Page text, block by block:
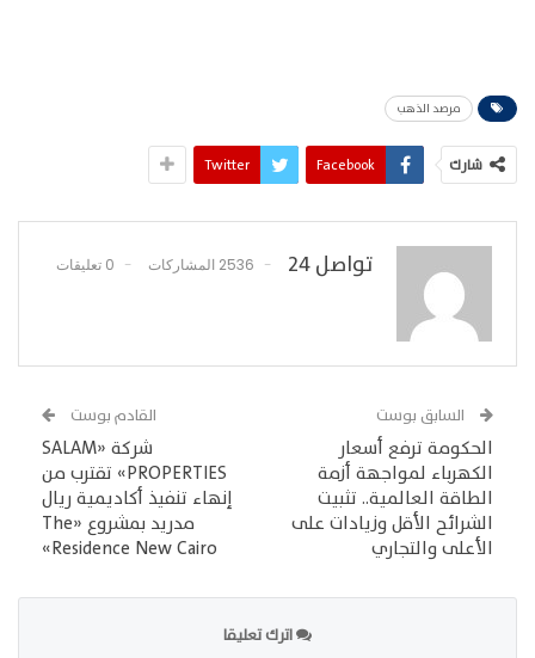
مرصد الذهب
شارك Facebook
Twitter
تواصل 24 2536 المشاركات 0 تعليقات
السابق بوست
الحكومة ترفع أسعار
الكهرباء لمواجهة أزمة
الطاقة العالمية.. تثبيت
الشرائح الأقل وزيادات على
الأعلى والتجاري
القادم بوست
شركة «SALAM
PROPERTIES» تقترب من
إنهاء تنفيذ أكاديمية ريال
مدريد بمشروع «The
Residence New Cairo»
اترك تعليقا